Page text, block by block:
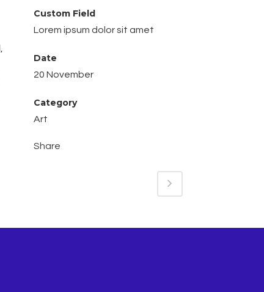
Custom Field
Lorem ipsum dolor sit amet
Date
20 November
Category
Art
Share